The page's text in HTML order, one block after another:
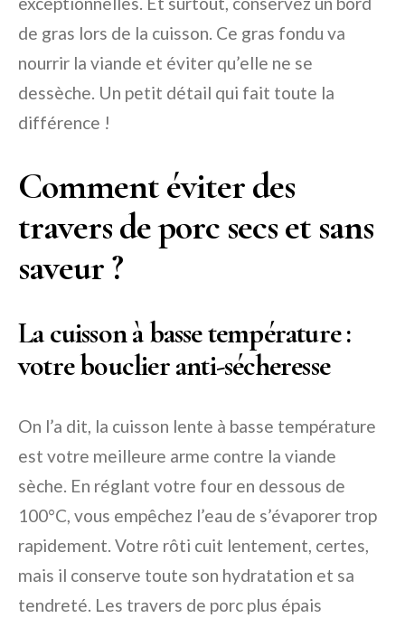
de gras lors de la cuisson. Ce gras fondu va
nourrir la viande et éviter qu’elle ne se
dessèche. Un petit détail qui fait toute la
différence !
Comment éviter des
travers de porc secs et sans
saveur ?
La cuisson à basse température :
votre bouclier anti-sécheresse
On l’a dit, la cuisson lente à basse température
est votre meilleure arme contre la viande
sèche. En réglant votre four en dessous de
100°C, vous empêchez l’eau de s’évaporer trop
rapidement. Votre rôti cuit lentement, certes,
mais il conserve toute son hydratation et sa
tendreté. Les travers de porc plus épais